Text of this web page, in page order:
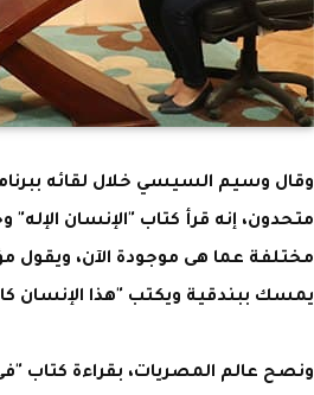
وقال وسيم السيسي خلال لقائه
مختلفة عما هى موجودة الآن،
يمسك ببندقية ويكتب "هذا الإنسان
ونصح عالم المصريات، بقراءة كتاب